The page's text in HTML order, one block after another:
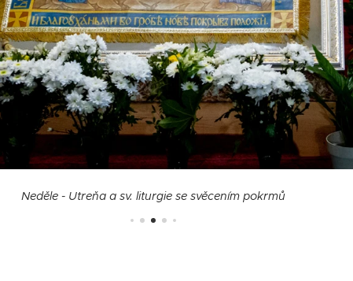
Neděle - Utreňa a sv. liturgie se svěcením pokrmů